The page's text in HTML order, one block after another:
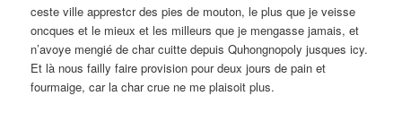
ceste ville apprestcr des pies de mouton, le plus que je veisse
oncques et le mieux et les milleurs que je mengasse jamais, et
n’avoye mengié de char cuitte depuis Quhongnopoly jusques icy.
Et là nous failly faire provision pour deux jours de pain et
fourmaige, car la char crue ne me plaisoit plus.